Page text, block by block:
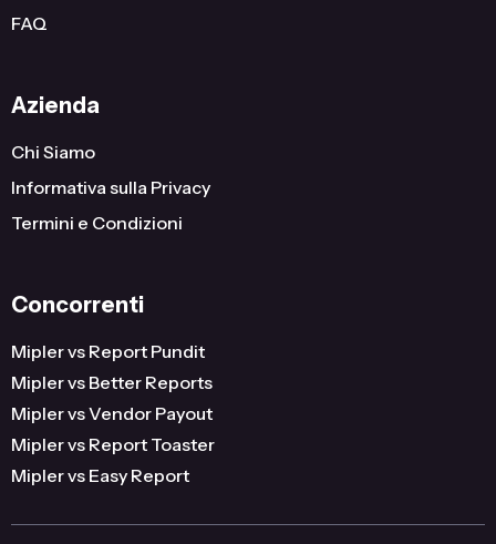
FAQ
Azienda
Chi Siamo
Informativa sulla Privacy
Termini e Condizioni
Concorrenti
Mipler vs Report Pundit
Mipler vs Better Reports
Mipler vs Vendor Payout
Mipler vs Report Toaster
Mipler vs Easy Report